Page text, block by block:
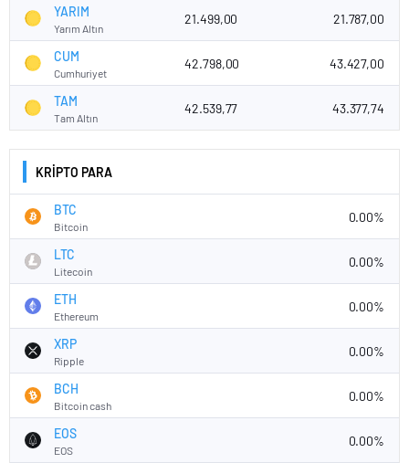
YARIM
Yarım Altın
21.499,00 21.787,00
CUM
Cumhuriyet
42.798,00 43.427,00
TAM
Tam Altın
42.539,77 43.377,74
KRİPTO PARA
BTC
Bitcoin
0.00%
LTC
Litecoin
0.00%
ETH
Ethereum
0.00%
XRP
Ripple
0.00%
BCH
Bitcoin cash
0.00%
EOS
EOS
0.00%